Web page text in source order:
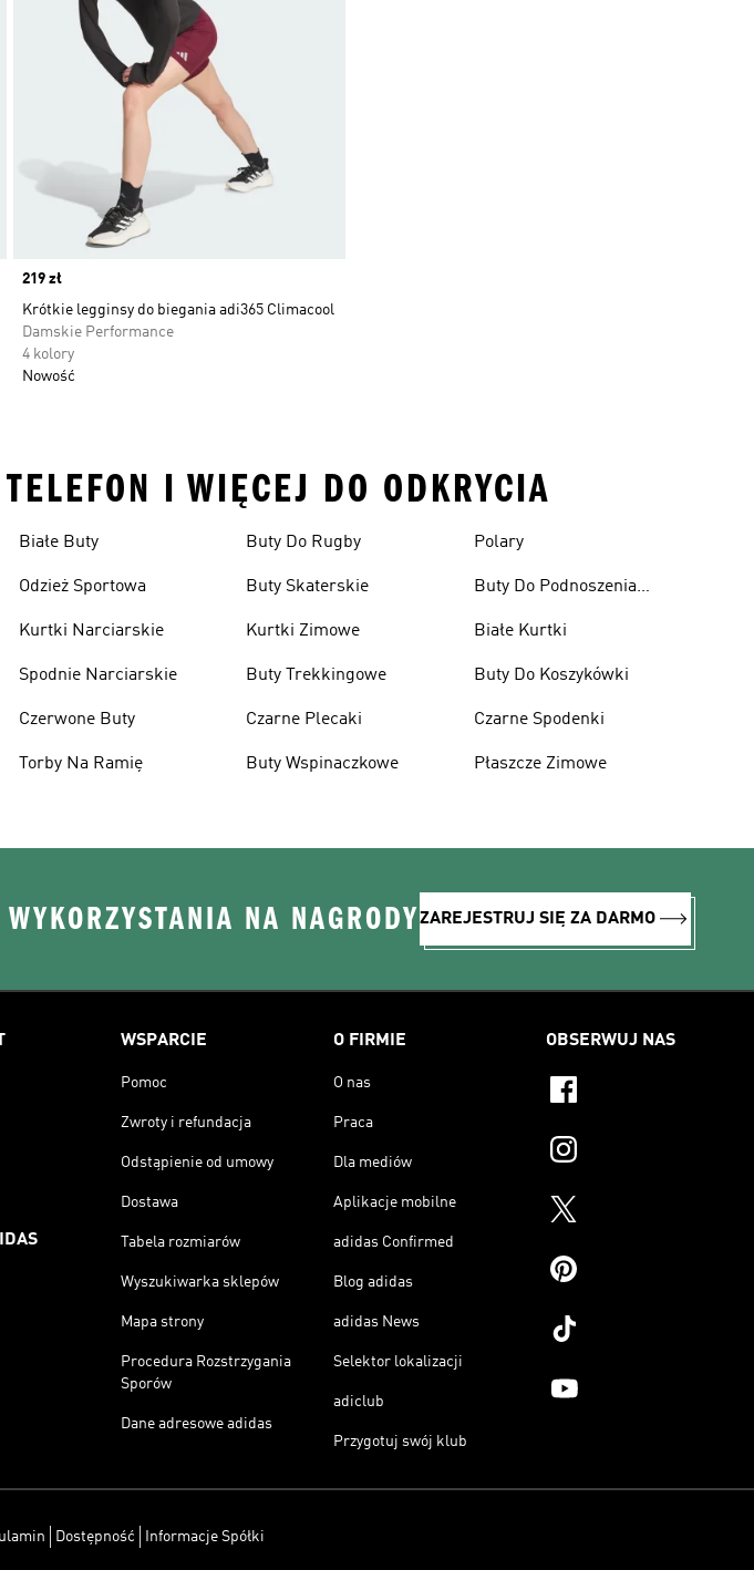
Price
219 zł
Krótkie legginsy do biegania adi365 Climacool
Damskie Performance
4 kolory
Nowość
I WIĘCEJ DO ODKRYCIA
Białe Buty
Odzież Sportowa
Kurtki Narciarskie
Spodnie Narciarskie
Czerwone Buty
Torby Na Ramię
Buty Do Rugby
Buty Skaterskie
Kurtki Zimowe
Buty Trekkingowe
Czarne Plecaki
Buty Wspinaczkowe
Polary
Buty Do Podnoszenia
Białe Kurtki
Buty Do Koszykówki
Czarne Spodenki
Płaszcze Zimowe
NA NAGRODYZAREJESTRUJ SIĘ ZA DARMO
WSPARCIE
Pomoc
Zwroty i refundacja
Odstąpienie od umowy
Dostawa
Tabela rozmiarów
Wyszukiwarka sklepów
Mapa strony
Procedura Rozstrzygania
Sporów
Dane adresowe adidas
O FIRMIE
O nas
Praca
Dla mediów
Aplikacje mobilne
adidas Confirmed
Blog adidas
adidas News
Selektor lokalizacji
adiclub
Przygotuj swój klub
OBSERWUJ NAS
Dostępność Informacje Spółki